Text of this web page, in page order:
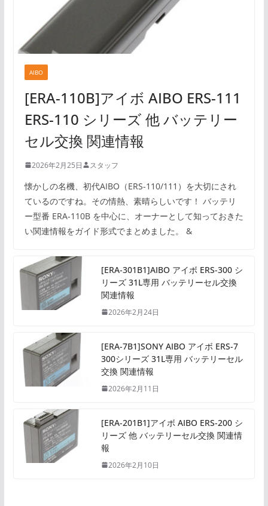
AIBO
[ERA-110B]アイボ AIBO ERS-111
ERS-110 シリーズ 他 バッテリー
セル交換 関連情報
2026年2月25日 スタッフ
懐かしの名機、初代AIBO（ERS-110/111）を大切にされ
ているのですね。その情熱、素晴らしいです！ バッテリ
ー型番 ERA-110B を中心に、オーナーとして知っておきた
い関連情報をガイド形式でまとめました。 &
[ERA-301B1]AIBO アイボ ERS-300 シ
リーズ 31L専用 バッテリーセル交換
関連情報
2026年2月24日
[ERA-7B1]SONY AIBO アイボ ERS-7
300シリーズ 31L専用 バッテリーセル
交換 関連情報
2026年2月11日
[ERA-201B1]アイボ AIBO ERS-200 シ
リーズ 他 バッテリーセル交換 関連情
報
2026年2月10日